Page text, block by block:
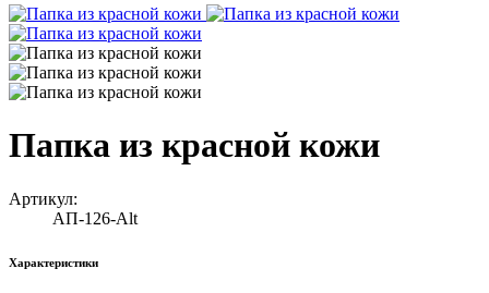
Папка из красной кожи
Артикул:
АП-126-Alt
Характеристики